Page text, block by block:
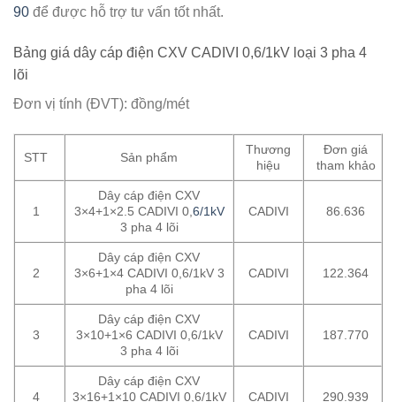
90 để được hỗ trợ tư vấn tốt nhất.
Bảng giá dây cáp điện CXV CADIVI 0,6/1kV loại 3 pha 4
lõi
Đơn vị tính (ĐVT): đồng/mét
STT Sản phẩm
Thương
hiệu
Đơn giá
tham khảo
1
Dây cáp điện CXV
3×4+1×2.5 CADIVI 0, 6/1kV
3 pha 4 lõi
CADIVI 86.636
2
Dây cáp điện CXV
3×6+1×4 CADIVI 0,6/1kV 3
pha 4 lõi
CADIVI 122.364
3
Dây cáp điện CXV
3×10+1×6 CADIVI 0,6/1kV
3 pha 4 lõi
CADIVI 187.770
4
Dây cáp điện CXV
3×16+1×10 CADIVI 0,6/1kV
CADIVI 290.939